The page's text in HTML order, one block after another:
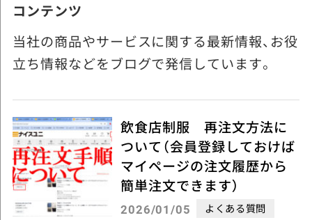
コンテンツ
当社の商品やサービスに関する最新情報、お役
立ち情報などをブログで発信しています。
飲食店制服 再注文方法に
ついて（会員登録しておけば
マイページの注文履歴から
簡単注文できます）
2026/01/05 よくある質問